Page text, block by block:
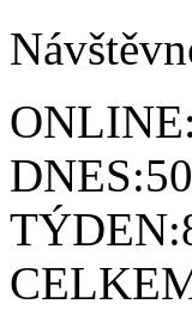
ONLINE:
DNES:50
TÝDEN: